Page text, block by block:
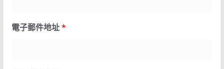
電子郵件地址*